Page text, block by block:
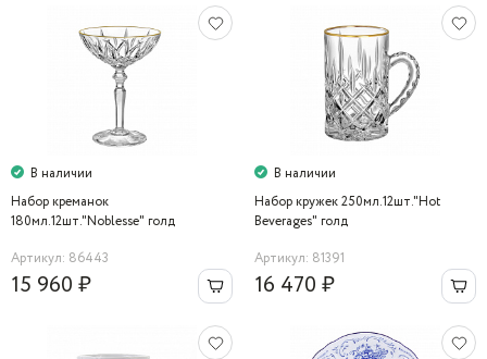
В наличии
Набор креманок
180мл.12шт."Noblesse" голд
Артикул: 86443
15 960 ₽
В наличии
Набор кружек 250мл.12шт."Hot
Beverages" голд
Артикул: 81391
16 470 ₽